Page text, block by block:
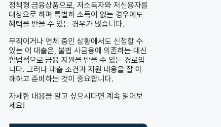
정책형 금융상품으로, 저소득자와 저신용자를
대상으로 하며 특별히 소득이 없는 경우에도
혜택을 받을 수 있는 경우가 많습니다.
무직이거나 연체 중인 상황에서도 신청할 수
있는 이 대출은, 불법 사금융에 의존하는 대신
합법적으로 금융 지원을 받을 수 있는 경로입
니다. 그러나 대출 조건과 지원 내용을 잘 이
해하고 준비하는 것이 중요합니다.
자세한 내용을 알고 싶으시다면 계속 읽어보
세요!